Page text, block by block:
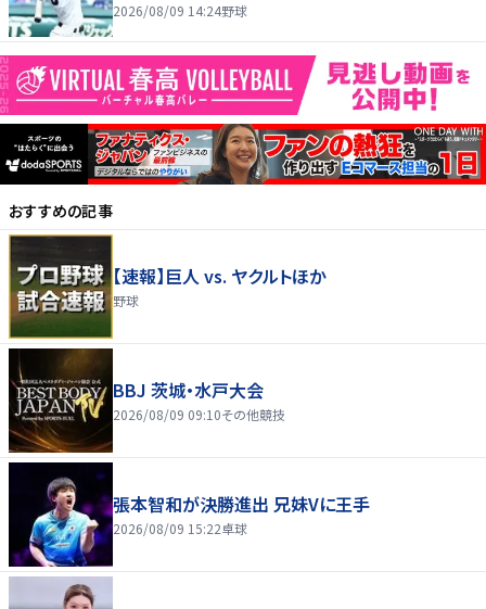
2026/08/09 14:24野球
おすすめの記事
【速報】巨人 vs. ヤクルトほか
野球
BBJ 茨城・水戸大会
2026/08/09 09:10その他競技
張本智和が決勝進出 兄妹Vに王手
2026/08/09 15:22卓球